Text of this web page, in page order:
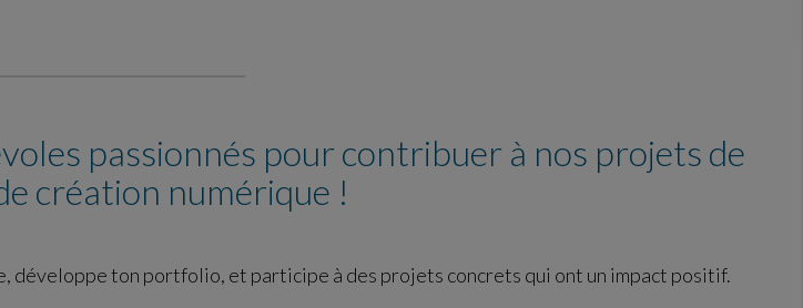
passionnés pour contribuer à nos projets de
création numérique !
développe ton portfolio, et participe à des projets concrets qui ont un impact positif.